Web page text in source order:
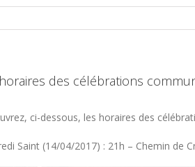
des célébrations
ci-dessous, les horaires des
Saint (14/04/2017) : 21h – Chemin de